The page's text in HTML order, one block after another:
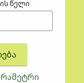
წელი